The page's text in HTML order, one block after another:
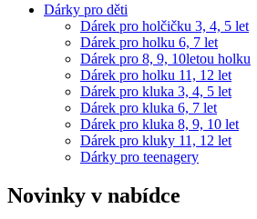
Dárky pro děti
Dárek pro holčičku 3, 4, 5 let
Dárek pro holku 6, 7 let
Dárek pro 8, 9, 10letou holku
Dárek pro holku 11, 12 let
Dárek pro kluka 3, 4, 5 let
Dárek pro kluka 6, 7 let
Dárek pro kluka 8, 9, 10 let
Dárek pro kluky 11, 12 let
Dárky pro teenagery
Novinky v nabídce